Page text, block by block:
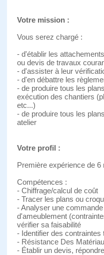
Votre mission :
Vous serez chargé :
- d'établir les
ou devis de travaux
- d'assister à leur
- d'en débattre les
- de produire tous les
exécution des chantiers
etc...)
- de produire tous les
atelier
Votre profil :
Première expérience de 6
Compétences :
- Chiffrage/calcul de coût
- Tracer les plans ou
- Analyser une
d'ameublement
vérifier sa faisabilité
- Identifier des contraintes
- Résistance Des
- Établir un devis,